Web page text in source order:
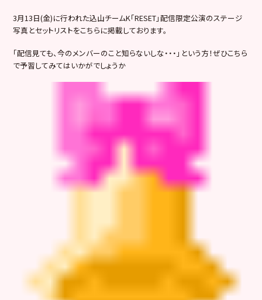
3月13日(金)に行われた込山チームK「RESET」配信限定公演のステージ
写真とセットリストをこちらに掲載しております。
「配信見ても、今のメンバーのこと知らないしな・・・」という方！ぜひこちら
で予習してみてはいかがでしょうか